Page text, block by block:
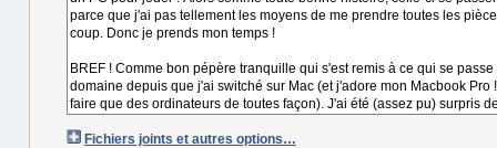
Fichiers joints et autres options…